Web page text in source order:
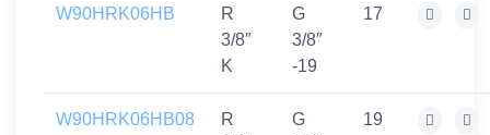
W90HRK06HB
R
3/8″
K
G
3/8″
-19
17
W90HRK06HB08
R
G
19